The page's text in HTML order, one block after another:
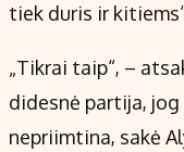
tiek duris ir
„Tikrai taip“, –
didesnė partija, jog
nepriimtina, sakė